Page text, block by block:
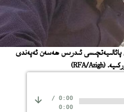
ئىدرىس ھەسەن ئەپەندى
(RFA/Azigh)
0:00
/
0:00